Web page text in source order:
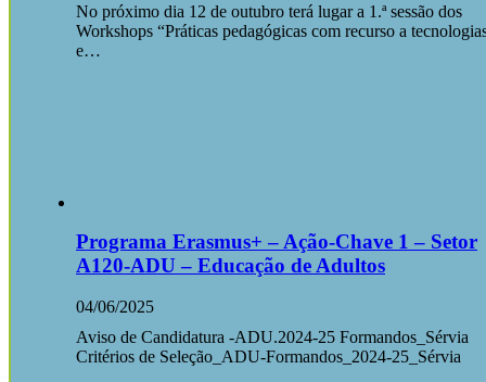
No próximo dia 12 de outubro terá lugar a 1.ª sessão dos
Workshops “Práticas pedagógicas com recurso a
e…
Programa Erasmus+ – Ação-Chave 1 – Setor
A120-ADU – Educação de Adultos
04/06/2025
Aviso de Candidatura -ADU.2024-25 Formandos_Sérvia
Critérios de Seleção_ADU-Formandos_2024-25_Sérvia